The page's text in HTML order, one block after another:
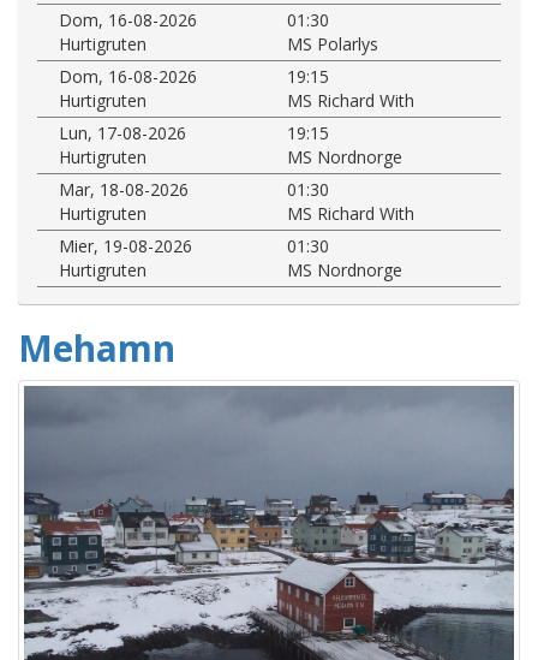
Dom, 16-08-2026
01:30
Hurtigruten
MS Polarlys
Dom, 16-08-2026
19:15
Hurtigruten
MS Richard With
Lun, 17-08-2026
19:15
Hurtigruten
MS Nordnorge
Mar, 18-08-2026
01:30
Hurtigruten
MS Richard With
Mier, 19-08-2026
01:30
Hurtigruten
MS Nordnorge
Mehamn